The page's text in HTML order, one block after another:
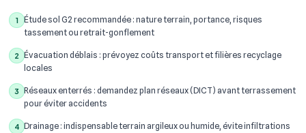
1
Étude sol G2 recommandée : nature terrain, portance, risques
tassement ou retrait-gonflement
2
Évacuation déblais : prévoyez coûts transport et filières recyclage
locales
3
Réseaux enterrés : demandez plan réseaux (DICT) avant terrassement
pour éviter accidents
4 Drainage : indispensable terrain argileux ou humide, évite infiltrations